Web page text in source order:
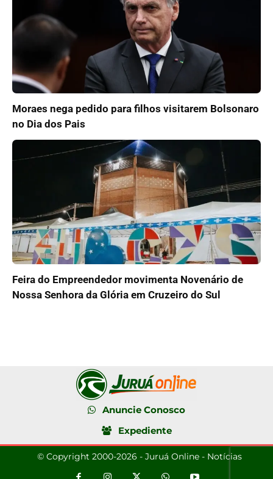
Moraes nega pedido para filhos visitarem Bolsonaro
no Dia dos Pais
Feira do Empreendedor movimenta Novenário de
Nossa Senhora da Glória em Cruzeiro do Sul
Anuncie Conosco
Expediente
© Copyright 2000-2026 - Juruá Online - Notícias